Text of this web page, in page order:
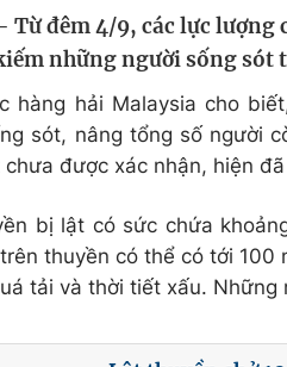
Làm đẹp
Từ đêm 4/9, các lực lượng
những người sống sót
hàng hải Malaysia cho
sót, nâng tổng số người
chưa được xác nhận, hiện
bị lật có sức chứa
thuyền có thể có tới 100
tải và thời tiết xấu.